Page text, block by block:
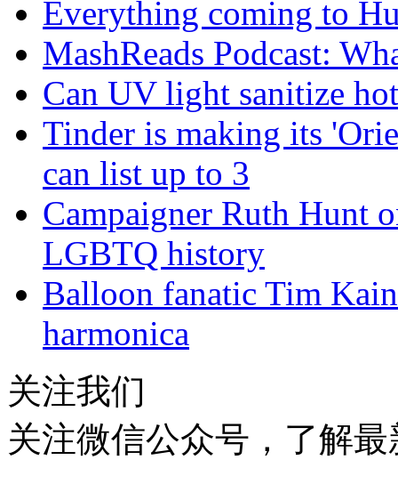
Everything coming to
MashReads Podcast:
Can UV light sanitize
Tinder is making its
can list up to 3
Campaigner Ruth Hunt
LGBTQ history
Balloon fanatic Tim
harmonica
关注我们
关注微信公众号，了解